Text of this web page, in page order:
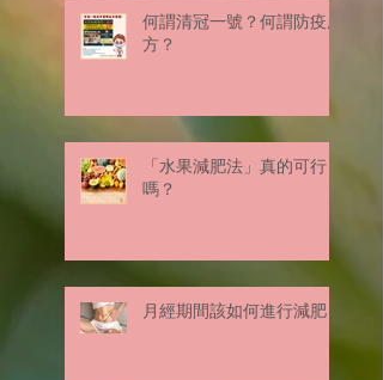
何謂清冠一號？何謂防疫處
方？
「水果減肥法」真的可行
嗎？
月經期間該如何進行減肥？